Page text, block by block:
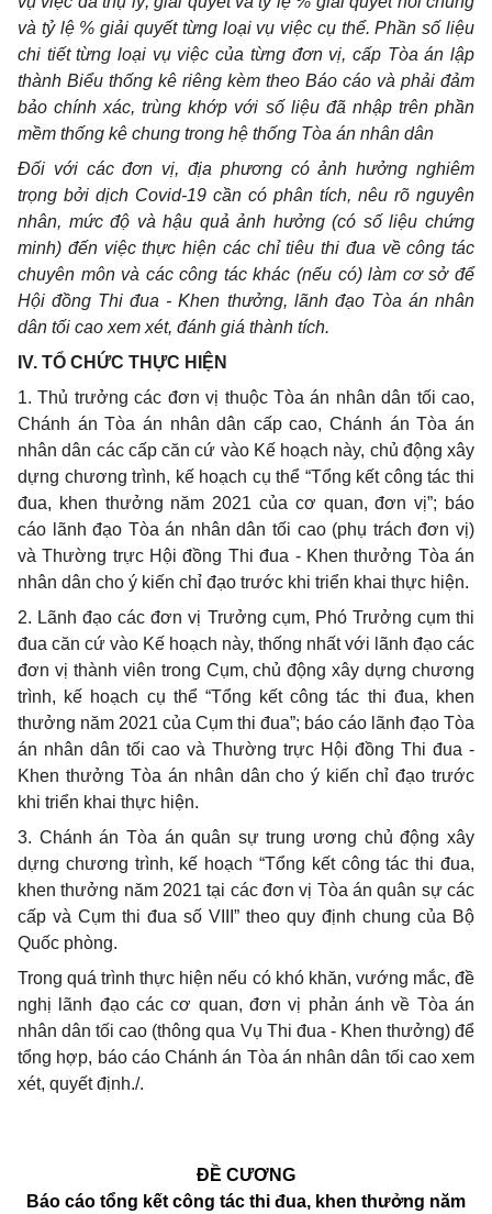
và tỷ lệ % giải quyết từng loại vụ việc cụ thể. Phần số liệu
chi tiết từng loại vụ việc của từng đơn vị, cấp Tòa án lập
thành Biểu thống kê riêng kèm theo Báo cáo và phải đảm
bảo chính xác, trùng khớp với số liệu đã nhập trên phần
mềm thống kê chung trong hệ thống Tòa án nhân dân
Đối với các đơn vị, địa phương có ảnh hưởng nghiêm
trọng bởi dịch Covid-19 cần có phân tích, nêu rõ nguyên
nhân, mức độ và hậu quả ảnh hưởng (có số liệu chứng
minh) đến việc thực hiện các chỉ tiêu thi đua về công tác
chuyên môn và các công tác khác (nếu có) làm cơ sở để
Hội đồng Thi đua - Khen thưởng, lãnh đạo Tòa án nhân
dân tối cao xem xét, đánh giá thành tích.
V. TỔ CHỨC THỰC HIỆN
1. Thủ trưởng các đơn vị thuộc Tòa án nhân dân tối cao,
Chánh án Tòa án nhân dân cấp cao, Chánh án Tòa án
nhân dân các cấp căn cứ vào Kế hoạch này, chủ động xây
dựng chương trình, kế hoạch cụ thể “Tổng kết công tác thi
đua, khen thưởng năm 2021 của cơ quan, đơn vị”; báo
cáo lãnh đạo Tòa án nhân dân tối cao (phụ trách đơn vị)
và Thường trực Hội đồng Thi đua - Khen thưởng Tòa án
nhân dân cho ý kiến chỉ đạo trước khi triển khai thực hiện.
2. Lãnh đạo các đơn vị Trưởng cụm, Phó Trưởng cụm thi
đua căn cứ vào Kế hoạch này, thống nhất với lãnh đạo các
đơn vị thành viên trong Cụm, chủ động xây dựng chương
trình, kế hoạch cụ thể “Tổng kết công tác thi đua, khen
thưởng năm 2021 của Cụm thi đua”; báo cáo lãnh đạo Tòa
án nhân dân tối cao và Thường trực Hội đồng Thi đua -
Khen thưởng Tòa án nhân dân cho ý kiến chỉ đạo trước
khi triển khai thực hiện.
3. Chánh án Tòa án quân sự trung ương chủ động xây
dựng chương trình, kế hoạch “Tổng kết công tác thi đua,
khen thưởng năm 2021 tại các đơn vị Tòa án quân sự các
cấp và Cụm thi đua số VIII” theo quy định chung của Bộ
Quốc phòng.
Trong quá trình thực hiện nếu có khó khăn, vướng mắc, đề
nghị lãnh đạo các cơ quan, đơn vị phản ánh về Tòa án
nhân dân tối cao (thông qua Vụ Thi đua - Khen thưởng) để
tổng hợp, báo cáo Chánh án Tòa án nhân dân tối cao xem
xét, quyết định./.
ĐỀ CƯƠNG
Báo cáo tổng kết công tác thi đua, khen thưởng năm